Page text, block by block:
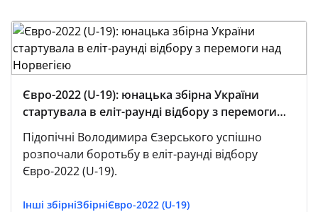
Євро-2022 (U-19): юнацька збірна України
стартувала в еліт-раунді відбору з перемоги
над Норвегією
Підопічні Володимира Єзерського успішно
розпочали боротьбу в еліт-раунді відбору
Євро-2022 (U-19).
Інші збірніЗбірніЄвро-2022 (U-19)